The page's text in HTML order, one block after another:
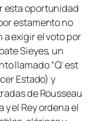
esta oportunidad
estamento no
exigir el voto por
Sieyes, un
llamado “Q’ est
Estado) y
de Rousseau
y el Rey ordena el